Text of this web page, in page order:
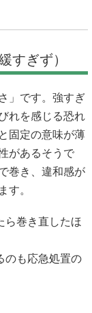
すぎず）
」です。強すぎ
れを感じる恐れ
固定の意味が薄
があるそうで
巻き、違和感が
す。
ら巻き直したほ
のも応急処置の